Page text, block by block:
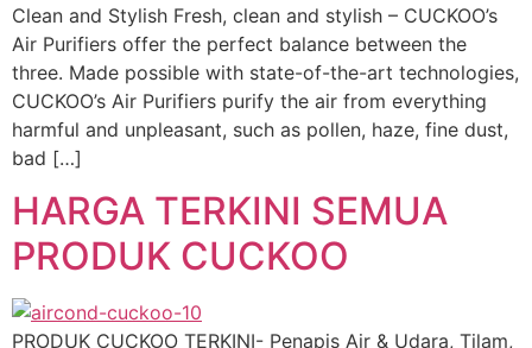
Clean and Stylish Fresh, clean and stylish – CUCKOO’s
Air Purifiers offer the perfect balance between the
three. Made possible with state-of-the-art technologies,
CUCKOO’s Air Purifiers purify the air from everything
harmful and unpleasant, such as pollen, haze, fine dust,
bad […]
HARGA TERKINI SEMUA
PRODUK CUCKOO
PRODUK CUCKOO TERKINI- Penapis Air & Udara, Tilam,